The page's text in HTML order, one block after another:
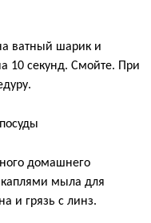
ватный шарик и
10 секунд. Смойте. При
домашнего
каплями мыла для
и грязь с линз.